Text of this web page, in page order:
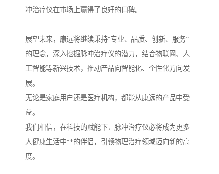
冲治疗仪在市场上赢得了良好的口碑。
展望未来，康远将继续秉持“专业、品质、创新、服务”
的理念，深入挖掘脉冲治疗仪的潜力，结合物联网、人
工智能等新兴技术，推动产品向智能化、个性化方向发
展。
无论是家庭用户还是医疗机构，都能从康远的产品中受
益。
我们相信，在科技的赋能下，脉冲治疗仪必将成为更多
人健康生活中**的伴侣，引领物理治疗领域迈向新的高
度。